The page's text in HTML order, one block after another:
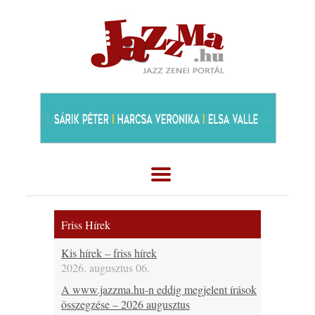
Friss Hírek
Kis hírek – friss hírek
2026. augusztus 06.
A www.jazzma.hu-n eddig megjelent írások
összegzése – 2026 augusztus